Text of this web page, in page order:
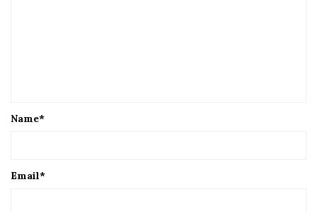
Name*
Email*